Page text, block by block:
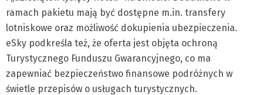
ramach pakietu mają być dostępne m.in. transfery
lotniskowe oraz możliwość dokupienia ubezpieczenia.
eSky podkreśla też, że oferta jest objęta ochroną
Turystycznego Funduszu Gwarancyjnego, co ma
zapewniać bezpieczeństwo finansowe podróżnych w
świetle przepisów o usługach turystycznych.